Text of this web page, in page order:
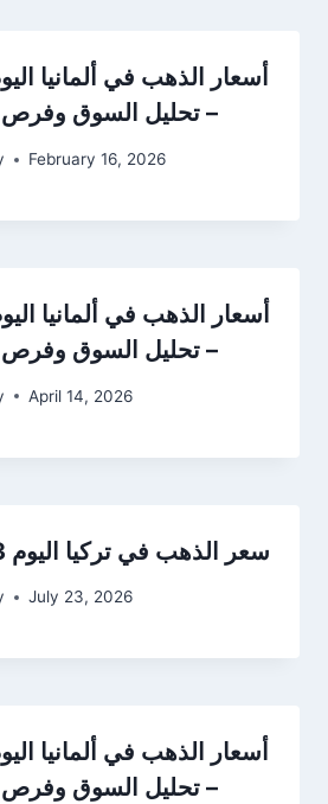
– تحليل السوق وفرص
February 16, 2026
– تحليل السوق وفرص
April 14, 2026
سعر الذهب في تركيا اليوم 23 يوليو 2026
July 23, 2026
– تحليل السوق وفرص